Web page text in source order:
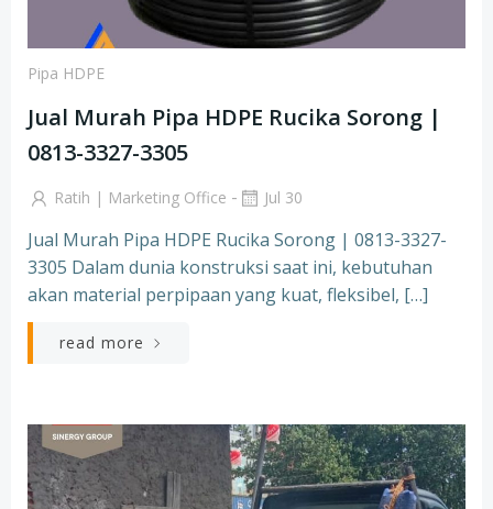
Pipa HDPE
Jual Murah Pipa HDPE Rucika Sorong |
0813-3327-3305
Ratih | Marketing Office - Jul 30
Jual Murah Pipa HDPE Rucika Sorong | 0813-3327-
3305 Dalam dunia konstruksi saat ini, kebutuhan
akan material perpipaan yang kuat, fleksibel, […]
read more